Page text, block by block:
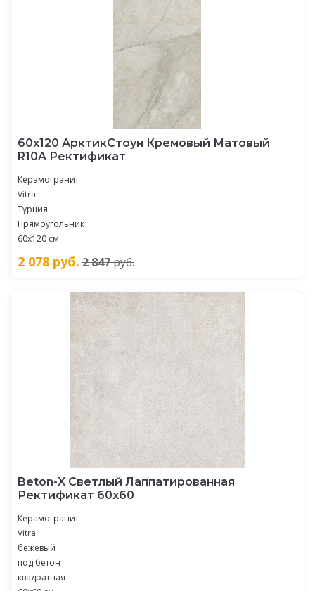
60х120 АрктикСтоун Кремовый Матовый
R10A Ректификат
Керамогранит
Vitra
Турция
Прямоугольник
60х120 см.
2 078 руб. 2 847руб.
Beton-X Светлый Лаппатированная
Ректификат 60х60
Керамогранит
Vitra
бежевый
под бетон
квадратная